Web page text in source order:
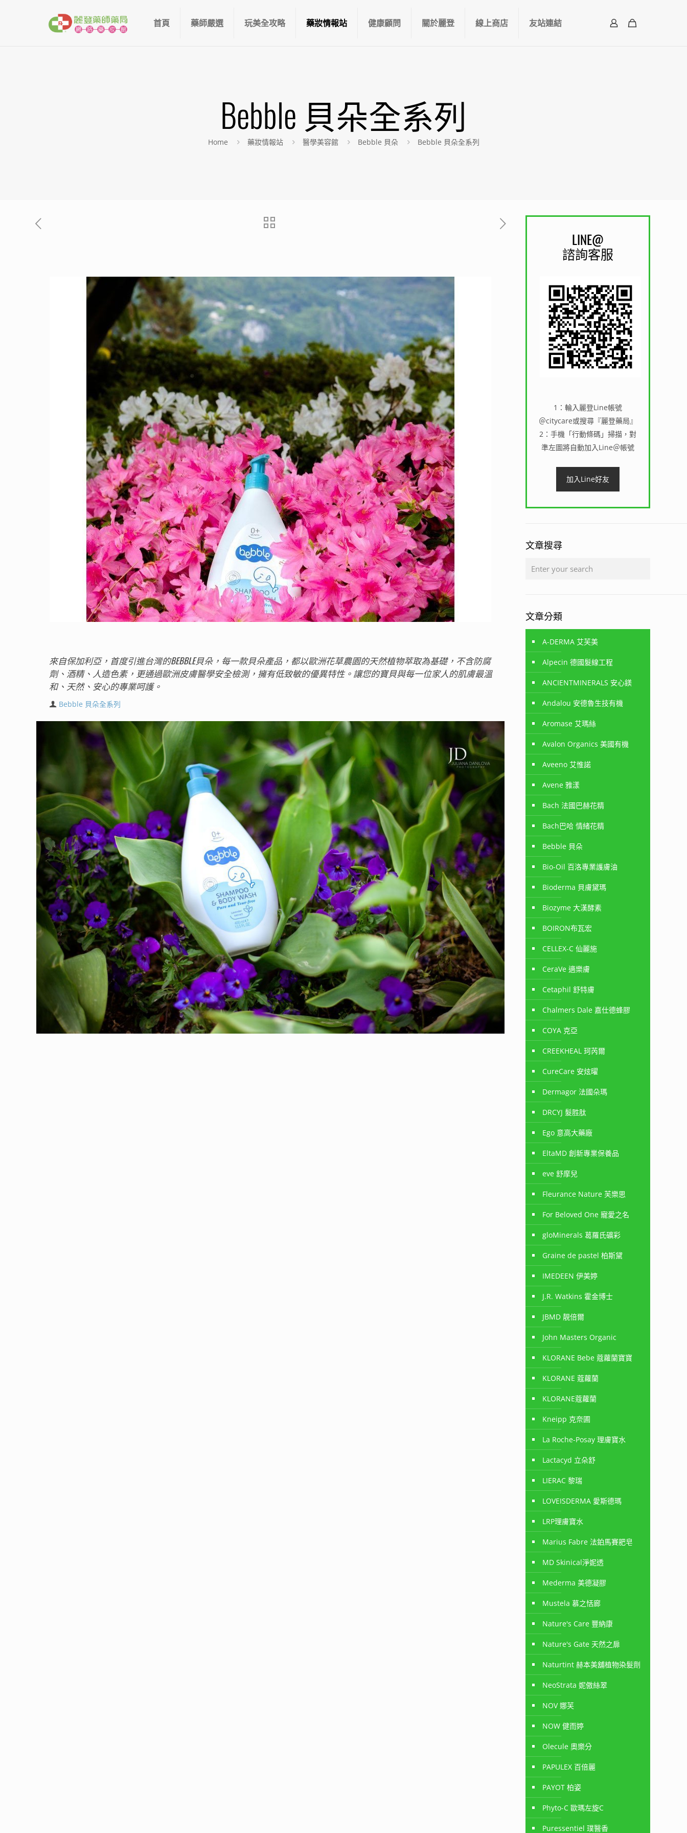
首頁 藥師嚴選 玩美全攻略 藥妝情報站 健康顧問 關於麗登 線上商店 友站連結
Bebble 貝朵全系列
Home 藥妝情報站 醫學美容館 Bebble 貝朵 Bebble 貝朵全系列
來自保加利亞，首度引進台灣的BEBBLE貝朵，每一款貝朵產品，都以歐洲花草農園的天然植物萃取為基礎，不含防腐
劑、酒精、人造色素，更通過歐洲皮膚醫學安全檢測，擁有低致敏的優異特性。讓您的寶貝與每一位家人的肌膚最溫
和、天然、安心的專業呵護。
Bebble 貝朵全系列
LINE@
諮詢客服
1：輪入麗登Line帳號
＠citycare或搜尋『麗登藥局』
2：手機「行動條碼」掃描，對
準左圖將自動加入Line＠帳號
加入Line好友
文章搜尋
文章分類
A-DERMA 艾芙美
Alpecin 德國髮線工程
ANCIENTMINERALS 安心鎂
Andalou 安德魯生技有機
Aromase 艾瑪絲
Avalon Organics 美國有機
Aveeno 艾惟諾
Avene 雅漾
Bach 法國巴赫花精
Bach巴哈 情緒花精
Bebble 貝朵
Bio-Oil 百洛專業護膚油
Bioderma 貝膚黛瑪
Biozyme 大漢酵素
BOIRON布瓦宏
CELLEX-C 仙麗施
CeraVe 適樂膚
Cetaphil 舒特膚
Chalmers Dale 嘉仕德蜂膠
COYA 克亞
CREEKHEAL 珂芮爾
CureCare 安炫曜
Dermagor 法國朵瑪
DRCYJ 髮胜肽
Ego 意高大藥廠
EltaMD 創新專業保養品
eve 舒摩兒
Fleurance Nature 芙樂思
For Beloved One 寵愛之名
gloMinerals 葛羅氏礦彩
Graine de pastel 柏斯黛
IMEDEEN 伊美婷
J.R. Watkins 霍金博士
JBMD 靚倍爾
John Masters Organic
KLORANE Bebe 蔻蘿蘭寶寶
KLORANE 蔻蘿蘭
KLORANE蔻蘿蘭
Kneipp 克奈圃
La Roche-Posay 理膚寶水
Lactacyd 立朵舒
LIERAC 黎瑞
LOVEISDERMA 愛斯德瑪
LRP理膚寶水
Marius Fabre 法鉑馬賽肥皂
MD Skinical淨妮透
Mederma 美德凝膠
Mustela 慕之恬廊
Nature's Care 豐納康
Nature's Gate 天然之扉
Naturtint 赫本美舖植物染髮劑
NeoStrata 妮傲絲翠
NOV 娜芙
NOW 健而婷
Olecule 奧樂分
PAPULEX 百倍麗
PAYOT 柏姿
Phyto-C 歐瑪左旋C
Puressentiel 璞醫香